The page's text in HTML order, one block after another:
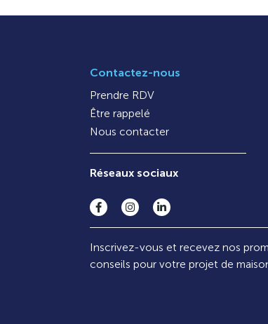
Contactez-nous
Prendre RDV
Être rappelé
Nous contacter
Réseaux sociaux
Inscrivez-vous et recevez nos
conseils pour votre projet de